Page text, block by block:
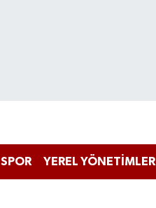
SPOR YEREL YÖNETİMLER